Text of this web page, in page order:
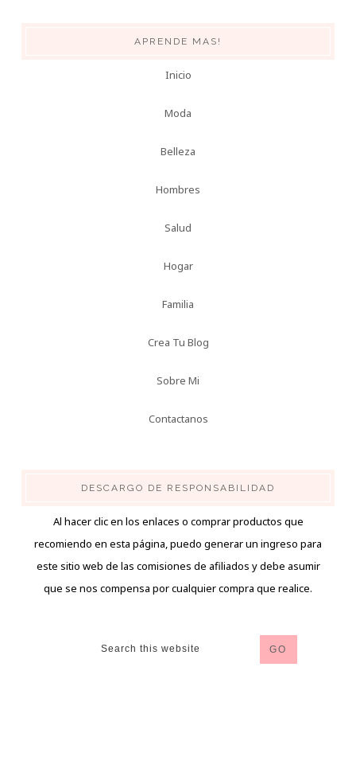
APRENDE MAS!
Inicio
Moda
Belleza
Hombres
Salud
Hogar
Familia
Crea Tu Blog
Sobre Mi
Contactanos
DESCARGO DE RESPONSABILIDAD
Al hacer clic en los enlaces o comprar productos que
recomiendo en esta página, puedo generar un ingreso para
este sitio web de las comisiones de afiliados y debe asumir
que se nos compensa por cualquier compra que realice.